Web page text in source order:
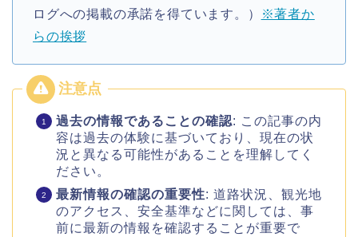
ログへの掲載の承諾を得ています。）
※著者か
らの挨拶
過去の情報であることの確認: この記事の内
容は過去の体験に基づいており、現在の状
況と異なる可能性があることを理解してく
ださい。
最新情報の確認の重要性: 道路状況、観光地
のアクセス、安全基準などに関しては、事
前に最新の情報を確認することが重要で